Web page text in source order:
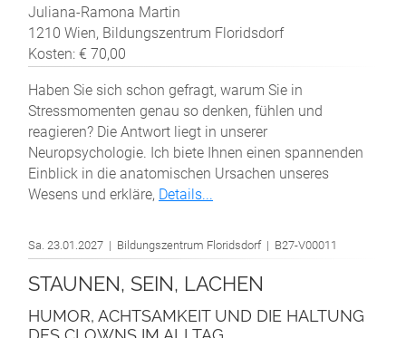
Juliana-Ramona Martin
1210 Wien, Bildungszentrum Floridsdorf
Kosten: € 70,00
Haben Sie sich schon gefragt, warum Sie in
Stressmomenten genau so denken, fühlen und
reagieren? Die Antwort liegt in unserer
Neuropsychologie. Ich biete Ihnen einen spannenden
Einblick in die anatomischen Ursachen unseres
Wesens und erkläre, Details...
Sa. 23.01.2027 | Bildungszentrum Floridsdorf | B27-V00011
STAUNEN, SEIN, LACHEN
HUMOR, ACHTSAMKEIT UND DIE HALTUNG